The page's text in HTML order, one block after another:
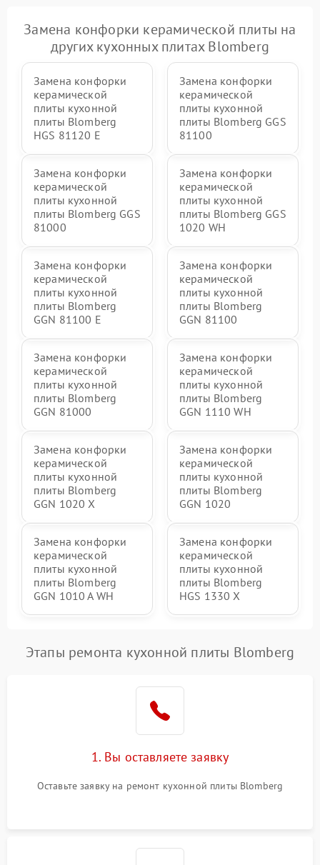
Замена конфорки керамической плиты на
других кухонных плитах Blomberg
Замена конфорки
керамической
плиты кухонной
плиты Blomberg
HGS 81120 E
Замена конфорки
керамической
плиты кухонной
плиты Blomberg GGS
81100
Замена конфорки
керамической
плиты кухонной
плиты Blomberg GGS
81000
Замена конфорки
керамической
плиты кухонной
плиты Blomberg GGS
1020 WH
Замена конфорки
керамической
плиты кухонной
плиты Blomberg
GGN 81100 E
Замена конфорки
керамической
плиты кухонной
плиты Blomberg
GGN 81100
Замена конфорки
керамической
плиты кухонной
плиты Blomberg
GGN 81000
Замена конфорки
керамической
плиты кухонной
плиты Blomberg
GGN 1110 WH
Замена конфорки
керамической
плиты кухонной
плиты Blomberg
GGN 1020 X
Замена конфорки
керамической
плиты кухонной
плиты Blomberg
GGN 1020
Замена конфорки
керамической
плиты кухонной
плиты Blomberg
GGN 1010 A WH
Замена конфорки
керамической
плиты кухонной
плиты Blomberg
HGS 1330 X
Этапы ремонта кухонной плиты Blomberg
1. Вы оставляете заявку
Оставьте заявку на ремонт кухонной плиты Blomberg